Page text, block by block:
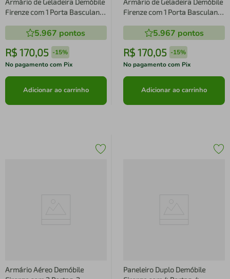
Firenze com 1 Porta Basculante
5.967 pontos
R$ 170,05 -15%
No pagamento com Pix
Adicionar ao carrinho
Armário de Geladeira Demóbile
Firenze com 1 Porta Basculante
5.967 pontos
R$ 170,05 -15%
No pagamento com Pix
Adicionar ao carrinho
Armário Aéreo Demóbile
Paneleiro Duplo Demóbile